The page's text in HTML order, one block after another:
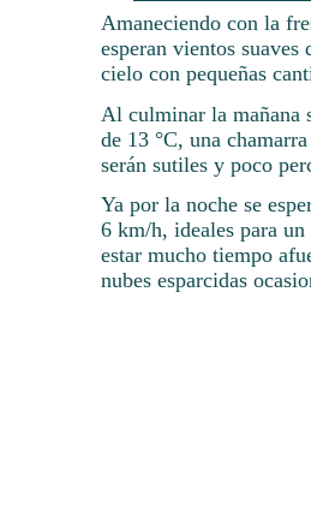
Amaneciendo con la
esperan vientos suaves
cielo con pequeñas
Al culminar la mañana
de 13 °C, una
serán sutiles y poco
Ya por la noche se
6 km/h, ideales para
estar mucho tiempo
nubes esparcidas